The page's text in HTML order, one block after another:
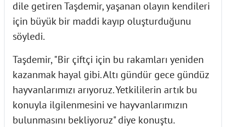
dile getiren Taşdemir, yaşanan olayın kendileri
için büyük bir maddi kayıp oluşturduğunu
söyledi.
Taşdemir, "Bir çiftçi için bu rakamları yeniden
kazanmak hayal gibi. Altı gündür gece gündüz
hayvanlarımızı arıyoruz. Yetkililerin artık bu
konuyla ilgilenmesini ve hayvanlarımızın
bulunmasını bekliyoruz" diye konuştu.